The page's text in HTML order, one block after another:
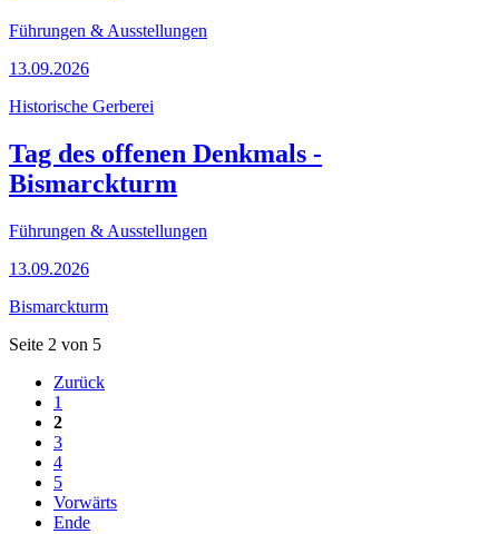
Führungen & Ausstellungen
13.09.2026
Historische Gerberei
Tag des offenen Denkmals -
Bismarckturm
Führungen & Ausstellungen
13.09.2026
Bismarckturm
Seite 2 von 5
Zurück
1
2
3
4
5
Vorwärts
Ende